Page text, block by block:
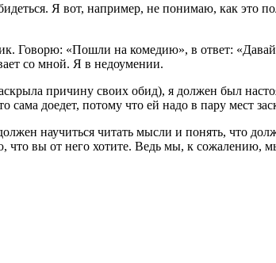
Я вот, например, не понимаю, как это
Говорю: «Пошли на комедию», в ответ:
со мной. Я в недоумении.
причину своих обид), я должен был
сама доедет, потому что ей надо в пару мест
научиться читать мысли и понять, что
что вы от него хотите. Ведь мы, к сожалению,